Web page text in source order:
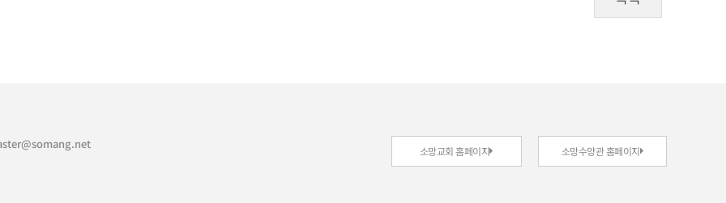
소망교회 홈페이지 소망수양관 홈페이지